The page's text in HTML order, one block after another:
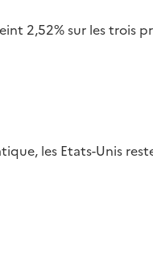
2,52% sur les trois
les Etats-Unis